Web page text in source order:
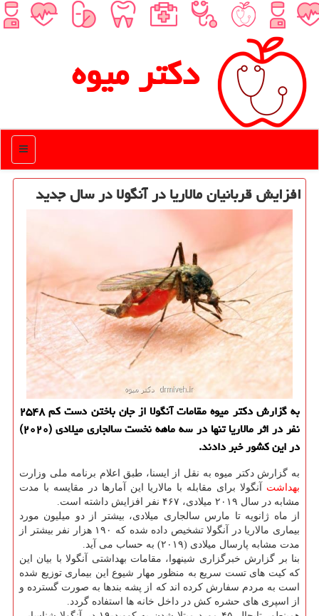
دكتر میوه
منو
افزایش قربانیان مالاریا در آنگولا در سال جدید
به گزارش دكتر میوه مقامات آنگولا از جان باختن دست كم ۲۵۴۸
نفر در اثر مالاریا تنها در سه ماهه نخست سالجاری میلادی (۲۰۲۰)
در این كشور خبر دادند.
به گزارش دکتر میوه به نقل از ایسنا، طبق اعلام برنامه ملی وزارت
بهداشت آنگولا برای مقابله با مالاریا این آمارها در مقایسه با مدت
مشابه در سال ۲۰۱۹ میلادی، ۴۶۷ نفر افزایش داشته است.
از ماه ژانویه تا مارس سالجاری میلادی، بیشتر از دو میلیون مورد
بیماری مالاریا در آنگولا تشخیص داده شده که ۱۹۰ هزار نفر بیشتر از
مدت مشابه پارسال میلادی (۲۰۱۹) به حساب می آید.
بنا بر گزارش خبرگزاری شینهوا، مقامات بهداشتی آنگولا با بیان این
که کیت های تست سریع به منظور مهار شیوع این بیماری توزیع شده
است به مردم سفارش کرده اند که از پشه بندها به صورت گسترده و
از اسپری های حشره کش در داخل خانه ها استفاده گردد.